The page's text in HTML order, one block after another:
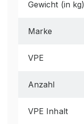
Gewicht (in kg)
Marke
VPE
Anzahl
VPE Inhalt